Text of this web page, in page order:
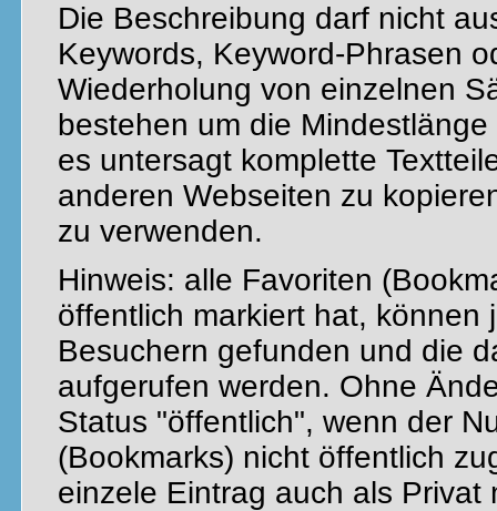
Die Beschreibung darf nicht
Keywords, Keyword-Phrasen
Wiederholung von einzelnen
bestehen um die
es untersagt komplette
anderen Webseiten zu
zu verwenden.
Hinweis: alle Favoriten
öffentlich markiert hat, können
Besuchern gefunden und die
aufgerufen werden. Ohne
Status "öffentlich", wenn der
(Bookmarks) nicht öffentlich
einzele Eintrag auch als Privat